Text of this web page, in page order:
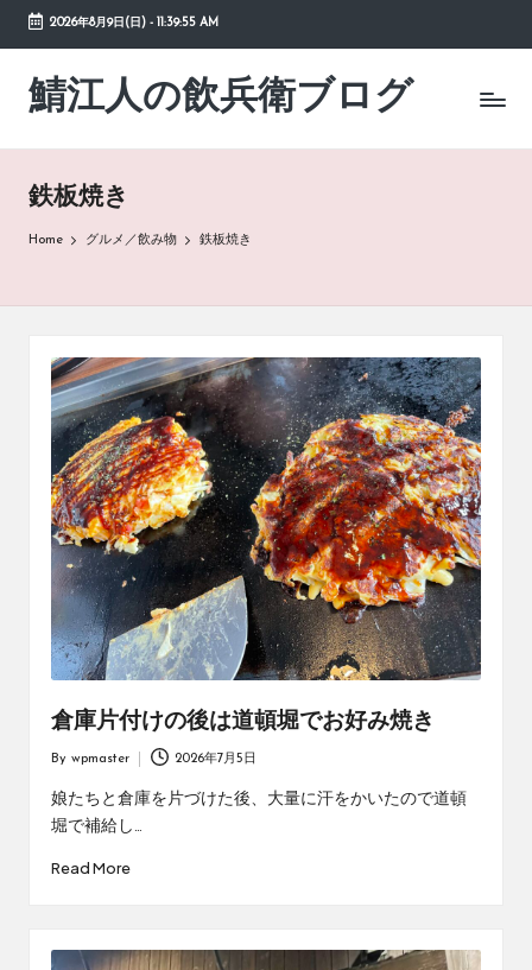
Skip
content
2026年8月9日(日)- 11:39:55 AM
鯖江人の飲兵衛ブログ
日々
の
草
鉄板焼き
Home グルメ／飲み物 鉄板焼き
倉庫片付けの後は道頓堀でお好み焼き
Posted
by
By wpmaster 2026年7月5日
娘たちと倉庫を片づけた後、大量に汗をかいたので道頓
堀で補給し…
Read More